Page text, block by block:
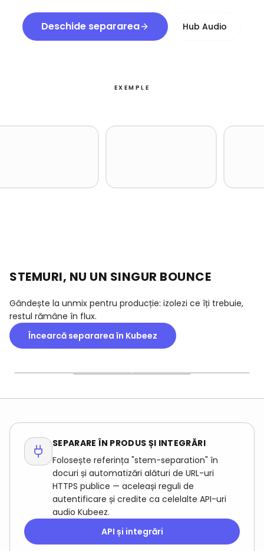
Deschide separarea Hub Audio
EXEMPLE
STEMURI, NU UN SINGUR BOUNCE
Gândește la unmix pentru producție: izolezi ce îți trebuie,
restul rămâne în flux.
Încearcă separarea în Kubeez
IEȘIRE MULTI-STEM
Voci, tobe, bas și straturi
MIX INTRĂ — STEM IES
Pornește de la un MP3 sau
PORTOFEL CREDITE
Separarea folosește
factură separată audio.
SEPARARE ÎN PRODUS ȘI INTEGRĂRI
Folosește referința "stem-separation" în
docuri și automatizări alături de URL-uri
HTTPS publice — aceleași reguli de
autentificare și credite ca celelalte API-uri
audio Kubeez.
API și integrări